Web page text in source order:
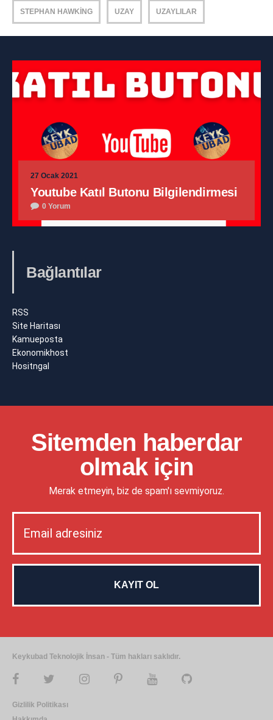
STEPHAN HAWKING UZAY UZAYLILAR
27 Ocak 2021
Youtube Katıl Butonu Bilgilendirmesi
0 Yorum
Bağlantılar
RSS
Site Haritası
Kamueposta
Ekonomikhost
Hositngal
Sitemden haberdar
olmak için
Merak etmeyin, biz de spam'ı sevmiyoruz.
Keykubad Teknolojik İnsan - Tüm hakları saklıdır.
Gizlilik Politikası